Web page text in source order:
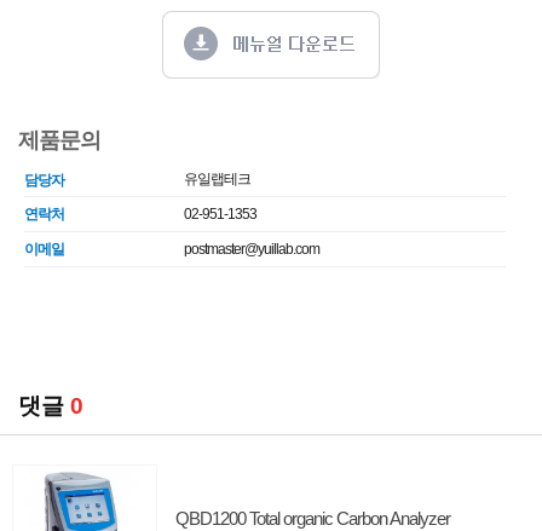
제품문의
담당자 유일랩테크
연락처 02-951-1353
이메일 postmaster@yuillab.com
댓글 0
QBD1200 Total organic Carbon Analyzer